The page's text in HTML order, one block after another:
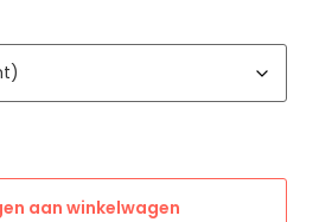
aan winkelwagen